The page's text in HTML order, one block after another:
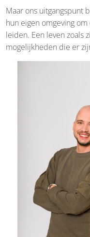
Maar ons uitgangspunt
hun eigen omgeving
leiden. Een leven zoals
mogelijkheden die er